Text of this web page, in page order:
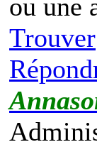
ou une
Trouver